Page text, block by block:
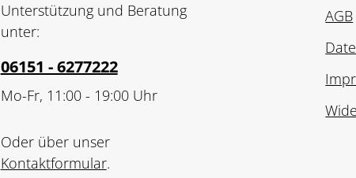
Unterstützung und Beratung
unter:
06151 - 6277222
Mo-Fr, 11:00 - 19:00 Uhr
Oder über unser
Kontaktformular.
AGB